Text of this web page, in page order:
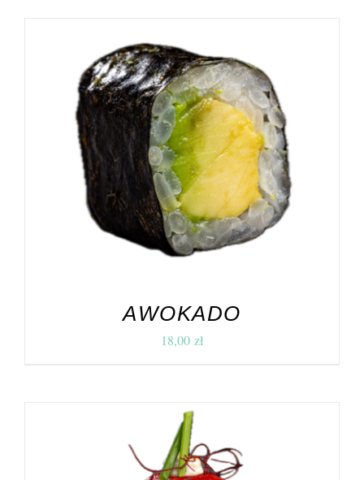
DODAJ DO KOSZYKA / SZCZEGÓŁY
AWOKADO
18,00 zł